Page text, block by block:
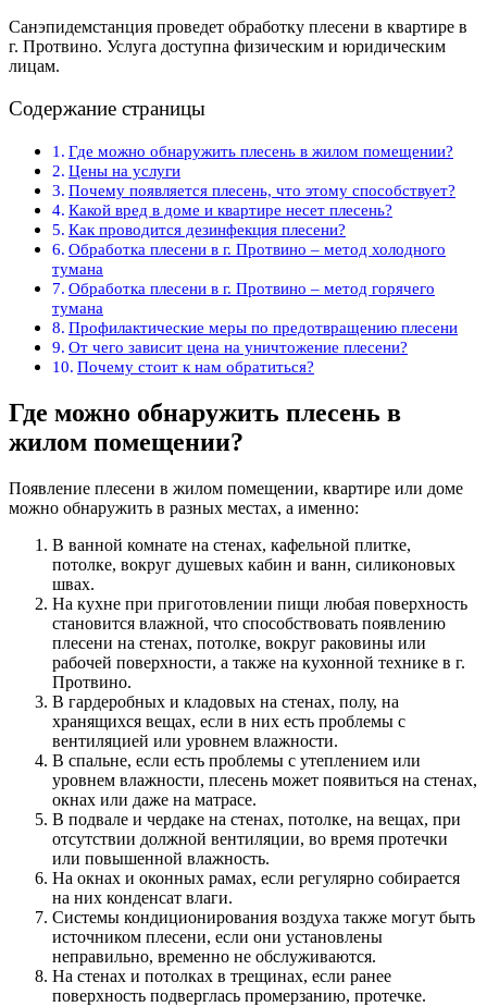
Санэпидемстанция проведет обработку плесени в квартире в
г. Протвино. Услуга доступна физическим и юридическим
лицам.
Содержание страницы
Где можно обнаружить плесень в жилом помещении?
Цены на услуги
Почему появляется плесень, что этому способствует?
Какой вред в доме и квартире несет плесень?
Как проводится дезинфекция плесени?
Обработка плесени в г. Протвино – метод холодного
тумана
Обработка плесени в г. Протвино – метод горячего
тумана
Профилактические меры по предотвращению плесени
От чего зависит цена на уничтожение плесени?
Почему стоит к нам обратиться?
Где можно обнаружить плесень в
жилом помещении?
Появление плесени в жилом помещении, квартире или доме
можно обнаружить в разных местах, а именно:
В ванной комнате на стенах, кафельной плитке,
потолке, вокруг душевых кабин и ванн, силиконовых
швах.
На кухне при приготовлении пищи любая поверхность
становится влажной, что способствовать появлению
плесени на стенах, потолке, вокруг раковины или
рабочей поверхности, а также на кухонной технике в г.
Протвино.
В гардеробных и кладовых на стенах, полу, на
хранящихся вещах, если в них есть проблемы с
вентиляцией или уровнем влажности.
В спальне, если есть проблемы с утеплением или
уровнем влажности, плесень может появиться на стенах,
окнах или даже на матрасе.
В подвале и чердаке на стенах, потолке, на вещах, при
отсутствии должной вентиляции, во время протечки
или повышенной влажность.
На окнах и оконных рамах, если регулярно собирается
на них конденсат влаги.
Системы кондиционирования воздуха также могут быть
источником плесени, если они установлены
неправильно, временно не обслуживаются.
На стенах и потолках в трещинах, если ранее
поверхность подверглась промерзанию, протечке.